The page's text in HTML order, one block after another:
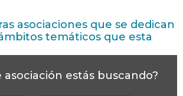
asociaciones que se dedican
temáticos que esta
estás buscando?